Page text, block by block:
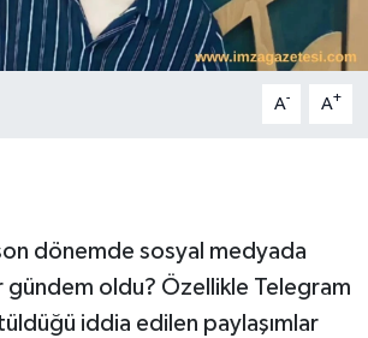
A- A+
son dönemde sosyal medyada
gündem oldu? Özellikle Telegram
iddia edilen paylaşımlar